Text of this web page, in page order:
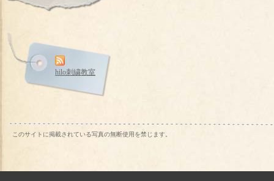
hilo刺繍教室
このサイトに掲載されている写真の無断使用を禁じます。